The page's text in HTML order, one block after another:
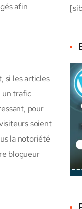
afin
si les articles
un trafic
pour
soient
la notoriété
blogueur